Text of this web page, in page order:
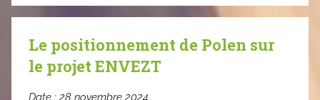
Le positionnement de Polen sur
le projet ENVEZT
Date : 28 novembre 2024